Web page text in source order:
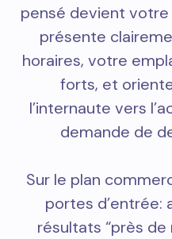
pensé devient
présente
horaires, votre
forts, et
l’internaute vers
demande de
Sur le plan
portes d’entrée:
résultats “près de